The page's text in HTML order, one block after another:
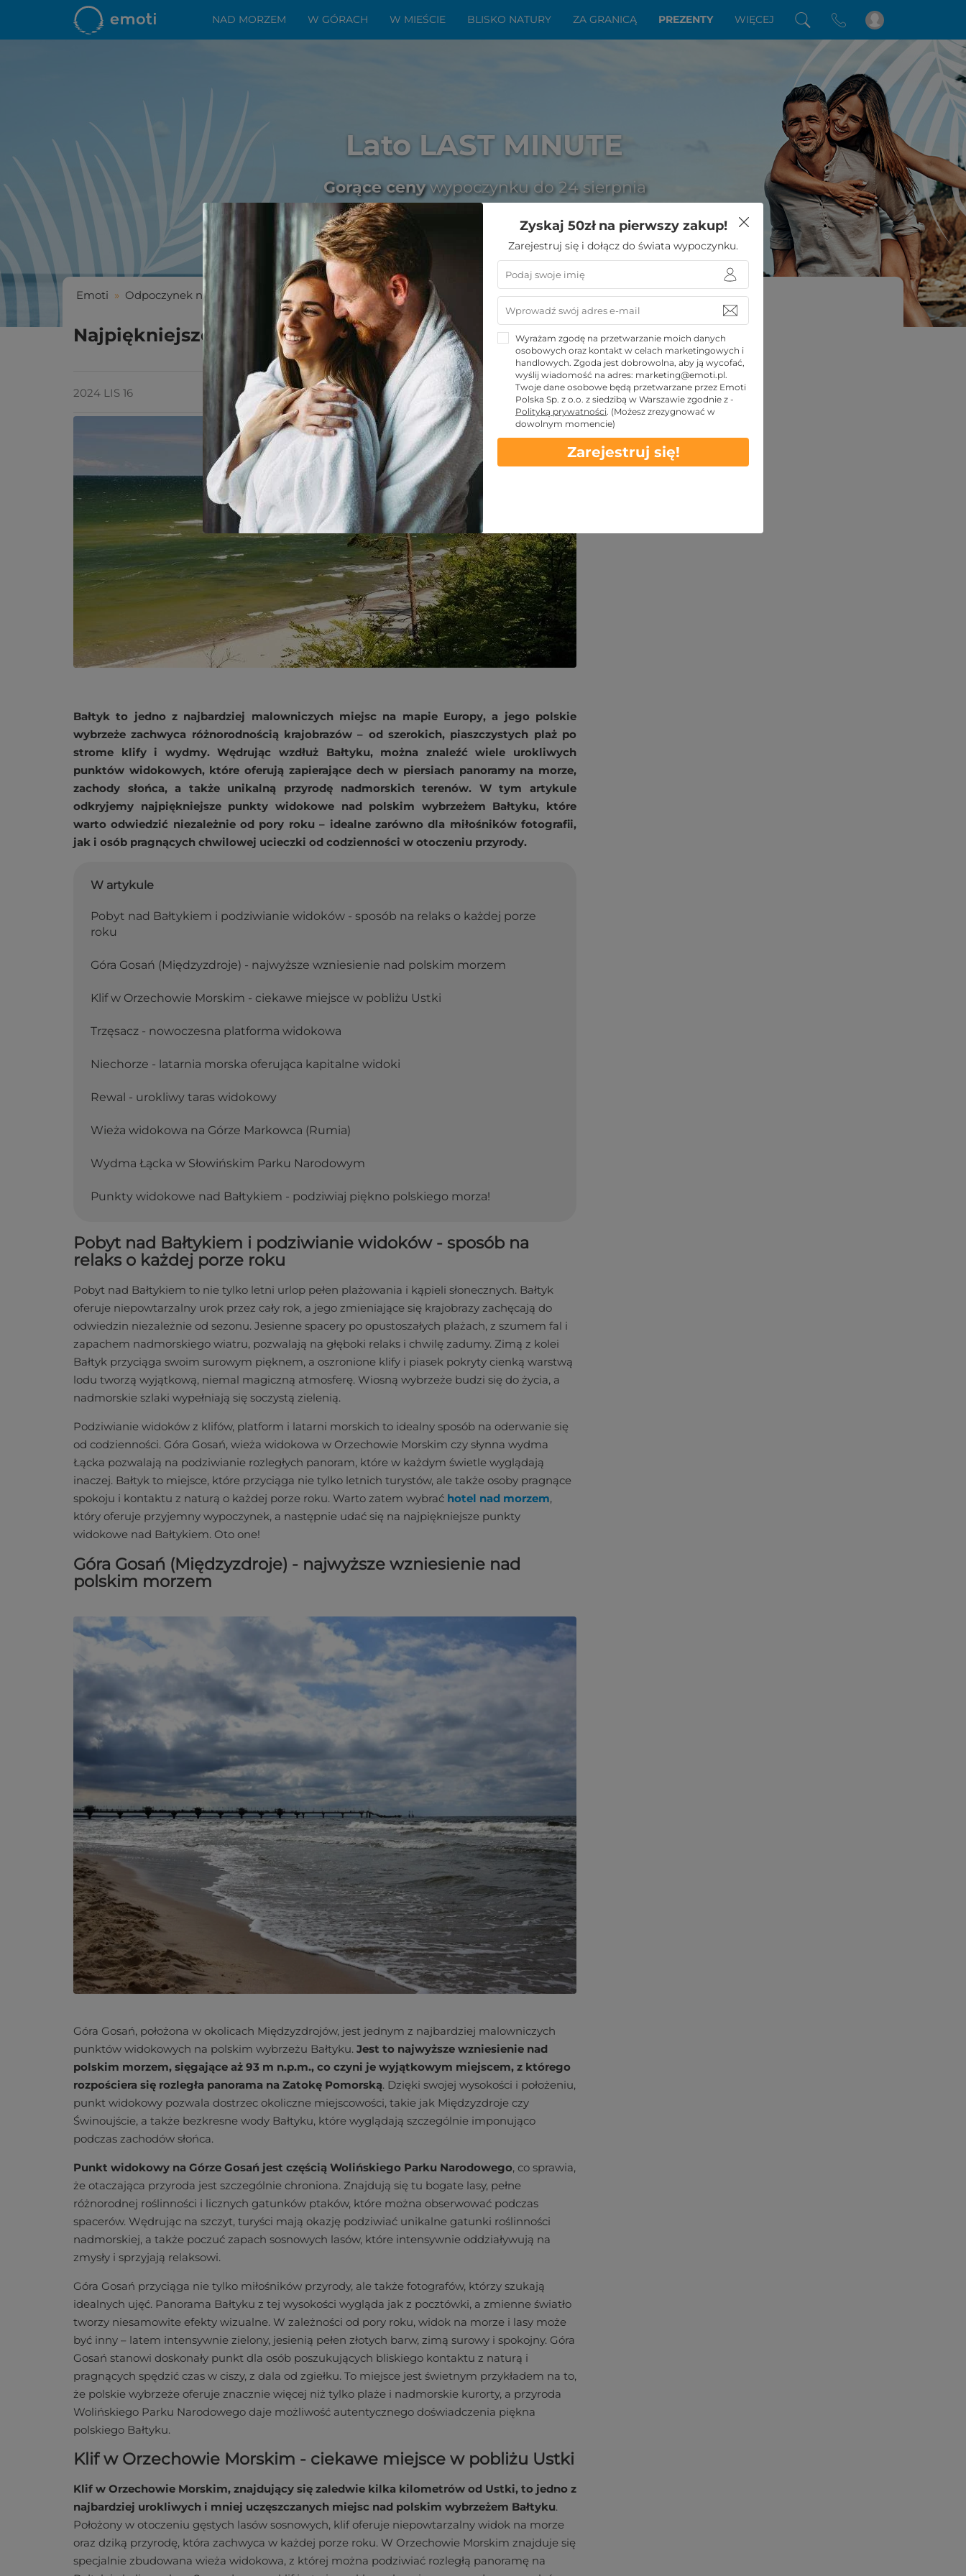
NAD MORZEM W GÓRACH W MIEŚCIE BLISKO NATURY ZA GRANICĄ PREZENTY WIĘCEJ
Lato LAST MINUTE
Gorące cenywypoczynku do 24 sierpnia
Emoti » Odpoczynek nad morzem Najpiękniejsze punkty widokowe nad Bałtykiem
Najpiękniejsze punkty widokowe nad Bałtykiem
2024 LIS 16 Udostępnij znajomym!
TOP oferty
Bałtyk to jedno z najbardziej malowniczych miejsc na mapie Europy, a jego polskie
wybrzeże zachwyca różnorodnością krajobrazów – od szerokich, piaszczystych plaż po
strome klify i wydmy. Wędrując wzdłuż Bałtyku, można znaleźć wiele urokliwych
punktów widokowych, które oferują zapierające dech w piersiach panoramy na morze,
zachody słońca, a także unikalną przyrodę nadmorskich terenów. W tym artykule
odkryjemy najpiękniejsze punkty widokowe nad polskim wybrzeżem Bałtyku, które
warto odwiedzić niezależnie od pory roku – idealne zarówno dla miłośników fotografii,
jak i osób pragnących chwilowej ucieczki od codzienności w otoczeniu przyrody.
W artykule
Pobyt nad Bałtykiem i podziwianie widoków - sposób na relaks o każdej porze
roku
Góra Gosań (Międzyzdroje) - najwyższe wzniesienie nad polskim morzem
Klif w Orzechowie Morskim - ciekawe miejsce w pobliżu Ustki
Trzęsacz - nowoczesna platforma widokowa
Niechorze - latarnia morska oferująca kapitalne widoki
Rewal - urokliwy taras widokowy
Wieża widokowa na Górze Markowca (Rumia)
Wydma Łącka w Słowińskim Parku Narodowym
Punkty widokowe nad Bałtykiem - podziwiaj piękno polskiego morza!
Pobyt nad Bałtykiem i podziwianie widoków - sposób na
relaks o każdej porze roku
Pobyt nad Bałtykiem to nie tylko letni urlop pełen plażowania i kąpieli słonecznych. Bałtyk
oferuje niepowtarzalny urok przez cały rok, a jego zmieniające się krajobrazy zachęcają do
odwiedzin niezależnie od sezonu. Jesienne spacery po opustoszałych plażach, z szumem fal i
zapachem nadmorskiego wiatru, pozwalają na głęboki relaks i chwilę zadumy. Zimą z kolei
Bałtyk przyciąga swoim surowym pięknem, a oszronione klify i piasek pokryty cienką warstwą
lodu tworzą wyjątkową, niemal magiczną atmosferę. Wiosną wybrzeże budzi się do życia, a
nadmorskie szlaki wypełniają się soczystą zielenią.
Podziwianie widoków z klifów, platform i latarni morskich to idealny sposób na oderwanie się
od codzienności. Góra Gosań, wieża widokowa w Orzechowie Morskim czy słynna wydma
Łącka pozwalają na podziwianie rozległych panoram, które w każdym świetle wyglądają
inaczej. Bałtyk to miejsce, które przyciąga nie tylko letnich turystów, ale także osoby pragnące
spokoju i kontaktu z naturą o każdej porze roku. Warto zatem wybrać hotel nad morzem,
który oferuje przyjemny wypoczynek, a następnie udać się na najpiękniejsze punkty
widokowe nad Bałtykiem. Oto one!
Góra Gosań (Międzyzdroje) - najwyższe wzniesienie nad
polskim morzem
Góra Gosań, położona w okolicach Międzyzdrojów, jest jednym z najbardziej malowniczych
punktów widokowych na polskim wybrzeżu Bałtyku. Jest to najwyższe wzniesienie nad
polskim morzem, sięgające aż 93 m n.p.m., co czyni je wyjątkowym miejscem, z którego
rozpościera się rozległa panorama na Zatokę Pomorską. Dzięki swojej wysokości i położeniu,
punkt widokowy pozwala dostrzec okoliczne miejscowości, takie jak Międzyzdroje czy
Świnoujście, a także bezkresne wody Bałtyku, które wyglądają szczególnie imponująco
podczas zachodów słońca.
Punkt widokowy na Górze Gosań jest częścią Wolińskiego Parku Narodowego, co sprawia,
że otaczająca przyroda jest szczególnie chroniona. Znajdują się tu bogate lasy, pełne
różnorodnej roślinności i licznych gatunków ptaków, które można obserwować podczas
spacerów. Wędrując na szczyt, turyści mają okazję podziwiać unikalne gatunki roślinności
nadmorskiej, a także poczuć zapach sosnowych lasów, które intensywnie oddziaływują na
zmysły i sprzyjają relaksowi.
Góra Gosań przyciąga nie tylko miłośników przyrody, ale także fotografów, którzy szukają
idealnych ujęć. Panorama Bałtyku z tej wysokości wygląda jak z pocztówki, a zmienne światło
tworzy niesamowite efekty wizualne. W zależności od pory roku, widok na morze i lasy może
być inny – latem intensywnie zielony, jesienią pełen złotych barw, zimą surowy i spokojny. Góra
Gosań stanowi doskonały punkt dla osób poszukujących bliskiego kontaktu z naturą i
pragnących spędzić czas w ciszy, z dala od zgiełku. To miejsce jest świetnym przykładem na to,
że polskie wybrzeże oferuje znacznie więcej niż tylko plaże i nadmorskie kurorty, a przyroda
Wolińskiego Parku Narodowego daje możliwość autentycznego doświadczenia piękna
polskiego Bałtyku.
Klif w Orzechowie Morskim - ciekawe miejsce w pobliżu Ustki
Klif w Orzechowie Morskim, znajdujący się zaledwie kilka kilometrów od Ustki, to jedno z
najbardziej urokliwych i mniej uczęszczanych miejsc nad polskim wybrzeżem Bałtyku.
Położony w otoczeniu gęstych lasów sosnowych, klif oferuje niepowtarzalny widok na morze
oraz dziką przyrodę, która zachwyca w każdej porze roku. W Orzechowie Morskim znajduje się
specjalnie zbudowana wieża widokowa, z której można podziwiać rozległą panoramę na
Zyskaj 50zł na pierwszy zakup!
Zarejestruj się i dołącz do świata wypoczynku.
Wyrażam zgodę na przetwarzanie moich danych
osobowych oraz kontakt w celach marketingowych i
handlowych. Zgoda jest dobrowolna, aby ją wycofać,
wyślij wiadomość na adres: marketing@emoti.pl.
Twoje dane osobowe będą przetwarzane przez Emoti
Polska Sp. z o.o. z siedzibą w Warszawie zgodnie z -
Polityką prywatności. (Możesz zrezygnować w
dowolnym momencie)
Zarejestruj się!